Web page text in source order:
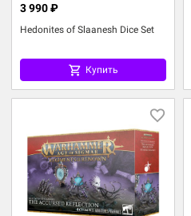
Hedonites of Slaanesh Dice Set
3 990 ₽
Купить